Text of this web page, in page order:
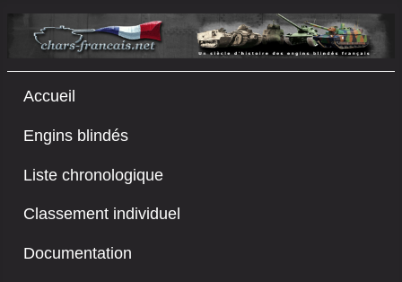
Accueil
Engins blindés
Liste chronologique
Classement individuel
Documentation